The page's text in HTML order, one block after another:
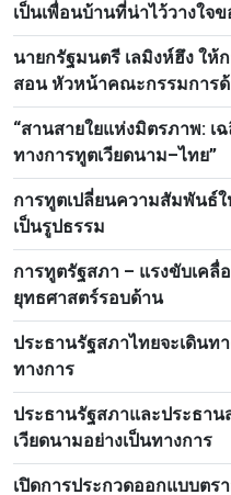
เป็นเพื่อนบ้านที่น่าไว้วางใจ
นายกรัฐมนตรี เลมิงห์ฮึง ให้
สอน หัวหน้าคณะกรรมการ
ประชาชนปฏิวัติลาว
“สานสายใยแห่งมิตรภาพ:
ทางการทูตเวียดนาม–ไทย”
การทูตเปลี่ยนความสัมพันธ์
เป็นรูปธรรม
การทูตรัฐสภา – แรงขับเค
ยุทธศาสตร์รอบด้าน
ประธานรัฐสภาไทยจะเดินท
ทางการ
ประธานรัฐสภาและประธา
เวียดนามอย่างเป็นทางการ
เปิดการประกวดออกแบบต